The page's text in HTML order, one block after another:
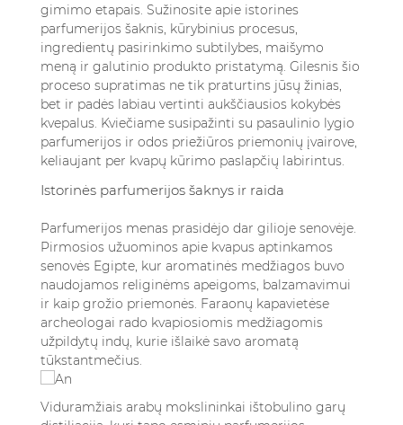
gimimo etapais. Sužinosite apie istorines
parfumerijos šaknis, kūrybinius procesus,
ingredientų pasirinkimo subtilybes, maišymo
meną ir galutinio produkto pristatymą. Gilesnis šio
proceso supratimas ne tik praturtins jūsų žinias,
bet ir padės labiau vertinti aukščiausios kokybės
kvepalus. Kviečiame susipažinti su pasaulinio lygio
parfumerijos ir odos priežiūros priemonių įvairove,
keliaujant per kvapų kūrimo paslapčių labirintus.
Istorinės parfumerijos šaknys ir raida
Parfumerijos menas prasidėjo dar gilioje senovėje.
Pirmosios užuominos apie kvapus aptinkamos
senovės Egipte, kur aromatinės medžiagos buvo
naudojamos religinėms apeigoms, balzamavimui
ir kaip grožio priemonės. Faraonų kapavietėse
archeologai rado kvapiosiomis medžiagomis
užpildytų indų, kurie išlaikė savo aromatą
tūkstantmečius.
Viduramžiais arabų mokslininkai ištobulino garų